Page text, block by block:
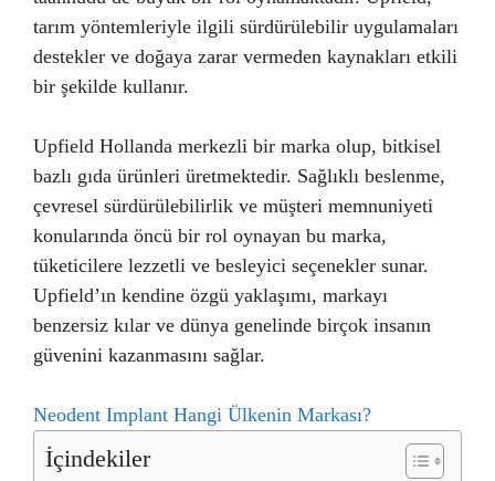
tarım yöntemleriyle ilgili sürdürülebilir uygulamaları
destekler ve doğaya zarar vermeden kaynakları etkili
bir şekilde kullanır.
Upfield Hollanda merkezli bir marka olup, bitkisel
bazlı gıda ürünleri üretmektedir. Sağlıklı beslenme,
çevresel sürdürülebilirlik ve müşteri memnuniyeti
konularında öncü bir rol oynayan bu marka,
tüketicilere lezzetli ve besleyici seçenekler sunar.
Upfield’ın kendine özgü yaklaşımı, markayı
benzersiz kılar ve dünya genelinde birçok insanın
güvenini kazanmasını sağlar.
Neodent Implant Hangi Ülkenin Markası?
İçindekiler